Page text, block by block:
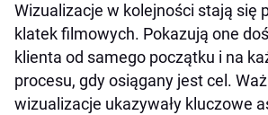
Wizualizacje w kolejności stają się
klatek filmowych. Pokazują one
klienta od samego początku i na
procesu, gdy osiągany jest cel.
wizualizacje ukazywały kluczowe